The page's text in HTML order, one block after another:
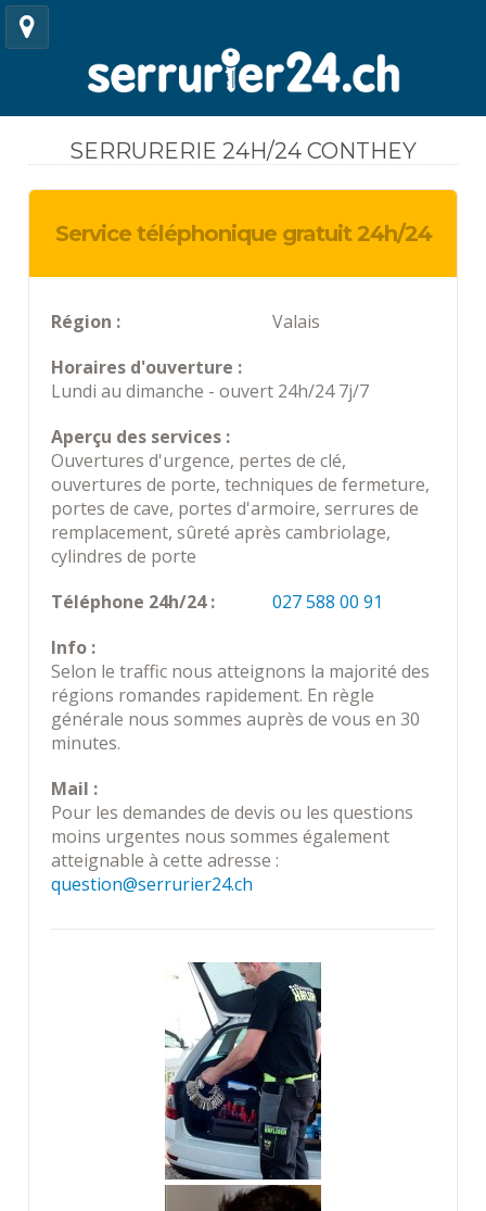
SERRURERIE 24H/24 CONTHEY
Service téléphonique gratuit 24h/24
Région :
Valais
Horaires d'ouverture :
Lundi au dimanche - ouvert 24h/24 7j/7
Aperçu des services :
Ouvertures d'urgence, pertes de clé,
ouvertures de porte, techniques de fermeture,
portes de cave, portes d'armoire, serrures de
remplacement, sûreté après cambriolage,
cylindres de porte
Téléphone 24h/24 :
027 588 00 91
Info :
Selon le traffic nous atteignons la majorité des
régions romandes rapidement. En règle
générale nous sommes auprès de vous en 30
minutes.
Mail :
Pour les demandes de devis ou les questions
moins urgentes nous sommes également
atteignable à cette adresse :
question@serrurier24.ch